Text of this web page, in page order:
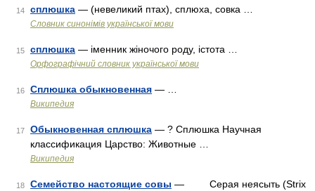
14 сплюшка — (невеликий птах), сплюха, совка …
Словник синонімів української мови
15 сплюшка — іменник жіночого роду, істота …
Орфографічний словник української мови
16 Сплюшка обыкновенная — …
Википедия
17 Обыкновенная сплюшка — ? Сплюшка Научная
классификация Царство: Животные …
Википедия
18 Семейство настоящие совы — Серая неясыть (Strix